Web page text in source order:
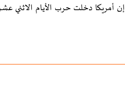
دخلت حرب الأيام الاثني